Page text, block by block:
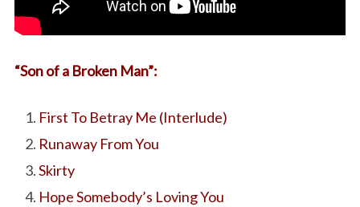
“Son of a Broken Man”:
First To Betray Me (Interlude)
Runaway From You
Skirty
Hope Somebody’s Loving You